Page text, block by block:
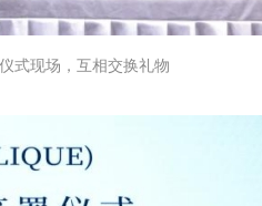
式现场，互相交换礼物